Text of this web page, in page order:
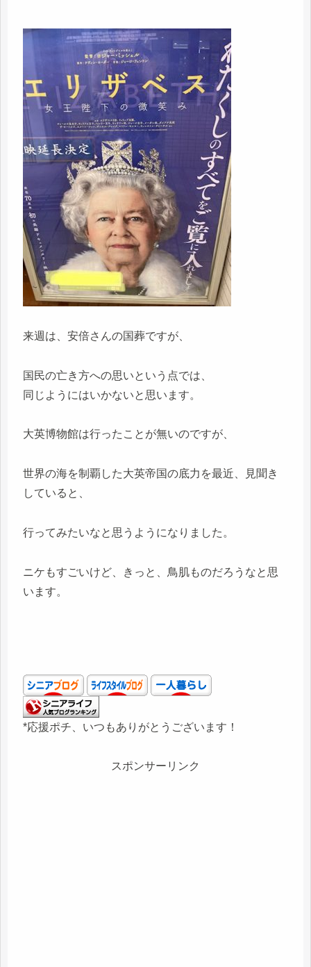
来週は、安倍さんの国葬ですが、
国民の亡き方への思いという点では、
同じようにはいかないと思います。
大英博物館は行ったことが無いのですが、
世界の海を制覇した大英帝国の底力を最近、見聞き
していると、
行ってみたいなと思うようになりました。
ニケもすごいけど、きっと、鳥肌ものだろうなと思
います。
*応援ポチ、いつもありがとうございます！
スポンサーリンク